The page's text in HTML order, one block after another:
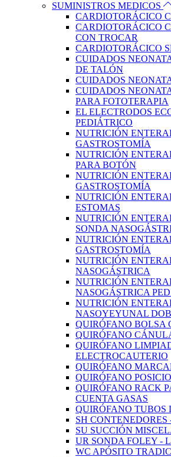
SUMINISTROS MEDICOS
CARDIOTORÁCICO
CARDIOTORÁCICO
CON TROCAR
CARDIOTORÁCICO
CUIDADOS
DE TALÓN
CUIDADOS
CUIDADOS
PARA FOTOTERAPIA
EL ELECTRODOS
PEDIÁTRICO
NUTRICIÓN
GASTROSTOMÍA
NUTRICIÓN
PARA BOTÓN
NUTRICIÓN
GASTROSTOMÍA
NUTRICIÓN
ESTOMAS
NUTRICIÓN
SONDA
NUTRICIÓN
GASTROSTOMÍA
NUTRICIÓN
NASOGÁSTRICA
NUTRICIÓN
NASOGÁSTRICA
NUTRICIÓN
NASOYEYUNAL
QUIRÓFANO BOLSA
QUIRÓFANO
QUIRÓFANO
ELECTROCAUTERIO
QUIRÓFANO
QUIRÓFANO
QUIRÓFANO RACK
CUENTA GASAS
QUIRÓFANO TUBOS
SH
SU SUCCIÓN
UR SONDA FOLEY -
WC APÓSITO